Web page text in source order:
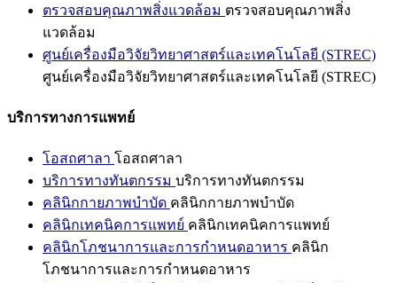
ตรวจสอบคุณภาพสิ่งแวดล้อม ตรวจสอบคุณภาพสิ่ง
แวดล้อม
ศูนย์เครื่องมือวิจัยวิทยาศาสตร์และเทคโนโลยี (STREC)
ศูนย์เครื่องมือวิจัยวิทยาศาสตร์และเทคโนโลยี (STREC)
บริการทางการแพทย์
โอสถศาลา โอสถศาลา
บริการทางทันตกรรม บริการทางทันตกรรม
คลินิกกายภาพบำบัด คลินิกกายภาพบำบัด
คลินิกเทคนิคการแพทย์ คลินิกเทคนิคการแพทย์
คลินิกโภชนาการและการกำหนดอาหาร คลินิก
โภชนาการและการกำหนดอาหาร